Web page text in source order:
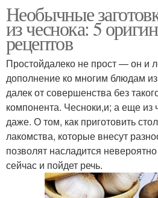
Необычные
из чеснока: 5
рецептов
Простойдалеко не прост — он и
дополнение ко многим блюдам
далек от совершенства без
компонента. Чесноки,и; а еще из
даже. О том, как приготовить
лакомства, которые внесут
позволят насладится
сейчас и пойдет речь.